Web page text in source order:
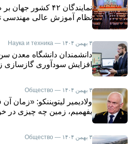
نمایندگان ۴۲ کشور
نظام آموزش عالی مهندسی
۳ بهمن ۱۴۰۴ — Наука и техника
دانشمندان دانشگاه معدن
افزایش سودآوری گازسازی
۳ بهمن ۱۴۰۴ — Общество
ولادیمیر لیتویننکو: «زمان
بفهمیم، زمین چه چیزی در
۳ بهمن ۱۴۰۴ — Общество